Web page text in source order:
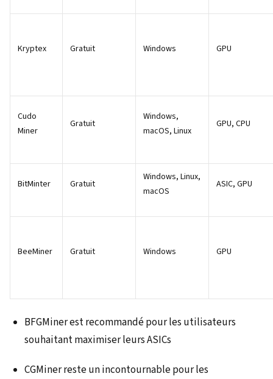
Kryptex Gratuit Windows GPU
Cudo
Miner
Gratuit
Windows,
macOS, Linux
GPU, CPU
BitMinter Gratuit
Windows, Linux,
macOS
ASIC, GPU
BeeMiner Gratuit Windows GPU
BFGMiner est recommandé pour les utilisateurs
souhaitant maximiser leurs ASICs
CGMiner reste un incontournable pour les